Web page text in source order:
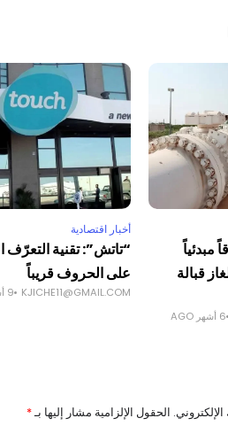
مبدئياً
قبالة
6 أشهر AGO
أخبار اقتصادية
“تاتش”: تقنية التعرّف
على الحروف قريباً
KJICHE11@GMAIL.COM 9 أشهر AGO
الحقول الإلزامية مشار إليها بـ*